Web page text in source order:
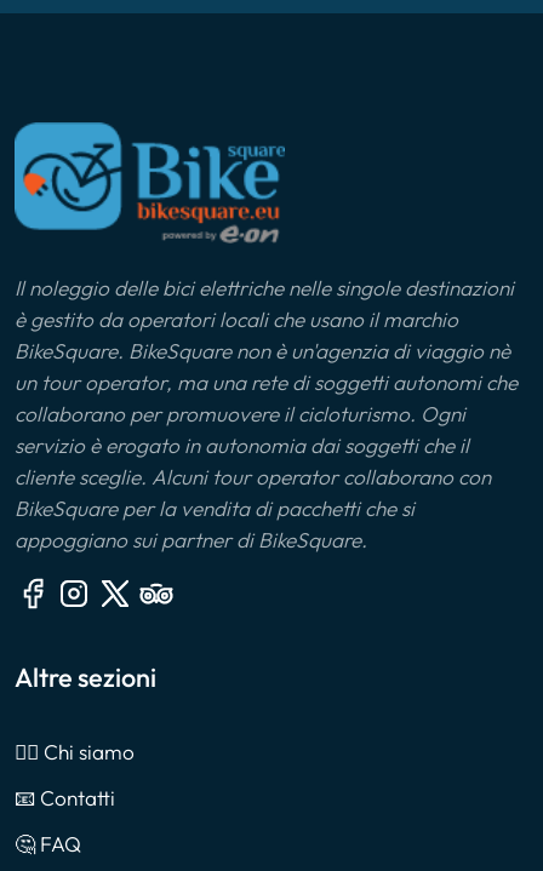
Il noleggio delle bici elettriche nelle singole destinazioni
è gestito da operatori locali che usano il marchio
BikeSquare. BikeSquare non è un'agenzia di viaggio nè
un tour operator, ma una rete di soggetti autonomi che
collaborano per promuovere il cicloturismo. Ogni
servizio è erogato in autonomia dai soggetti che il
cliente sceglie. Alcuni tour operator collaborano con
BikeSquare per la vendita di pacchetti che si
appoggiano sui partner di BikeSquare.
Altre sezioni
🙎‍♂️ Chi siamo
📧 Contatti
🤔 FAQ